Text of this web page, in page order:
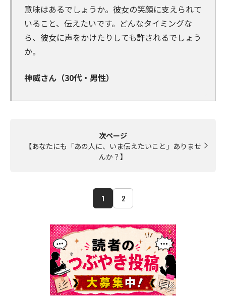
意味はあるでしょうか。彼女の笑顔に支えられて
いること、伝えたいです。どんなタイミングな
ら、彼女に声をかけたりしても許されるでしょう
か。
神威さん（30代・男性）
次ページ
【あなたにも「あの人に、いま伝えたいこと」ありませ
んか？】
1 2